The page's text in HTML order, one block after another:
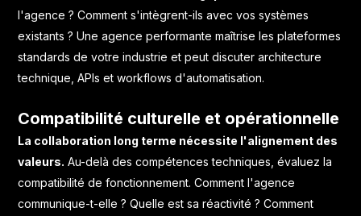
l'agence ? Comment s'intègrent-ils avec vos systèmes
existants ? Une agence performante maîtrise les plateformes
standards de votre industrie et peut discuter architecture
technique, APIs et workflows d'automatisation.
Compatibilité culturelle et opérationnelle
La collaboration long terme nécessite l'alignement des
valeurs. Au-delà des compétences techniques, évaluez la
compatibilité de fonctionnement. Comment l'agence
communique-t-elle ? Quelle est sa réactivité ? Comment